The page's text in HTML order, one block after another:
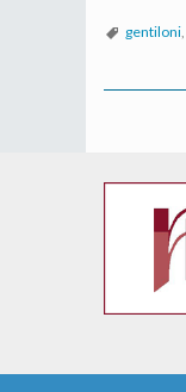
gentiloni,
o